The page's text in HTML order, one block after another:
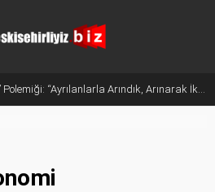
Sanayide Altyapı ve Temizlik Tepkisi: Gürhan Albayrak Küçük Sanayi Esnafını Ziyaret Etti